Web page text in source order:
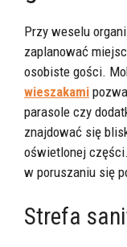
Przy weselu
zaplanować
osobiste gości.
wieszakami
parasole czy
znajdować się
oświetlonej
w poruszaniu się
Strefa